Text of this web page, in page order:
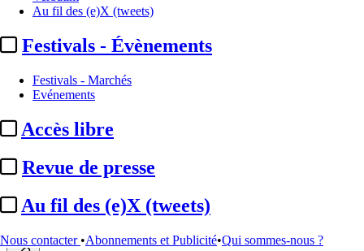
Au fil des (e)X (tweets)
Festivals - Évènements
Festivals - Marchés
Evénements
Accès libre
Revue de presse
Au fil des (e)X (tweets)
Nous contacter •Abonnements et Publicité•Qui sommes-nous ?
Pub locale :
spectaculaires pour la TV ; la
radio ...
Actualité n° 320143|Publié le 14 mai 2025 16:13